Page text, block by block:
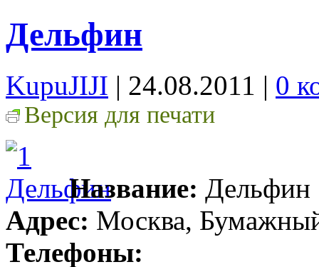
Дельфин
KupuJIJI | 24.08.2011 | 0
Версия для печати
Название: Дельфин
Адрес: Москва,
Телефоны: